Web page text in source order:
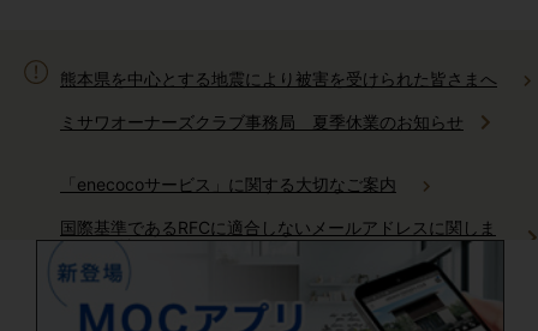
熊本県を中心とする地震により被害を受けられた皆さまへ
ミサワオーナーズクラブ事務局 夏季休業のお知らせ
「enecocoサービス」に関する大切なご案内
国際基準であるRFCに適合しないメールアドレスに関しま
してご確認をお願いいたします
ミサワホームからのお電話に関しまして